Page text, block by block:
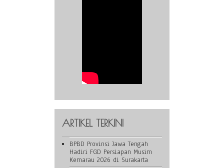
ARTIKEL TERKINI
BPBD Provinsi Jawa Tengah
Hadiri FGD Persiapan Musim
Kemarau 2026 di Surakarta